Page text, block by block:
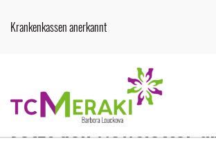
Krankenkassen anerkannt
Sie möchten weitere Informationen
Jetzt den Newsletter